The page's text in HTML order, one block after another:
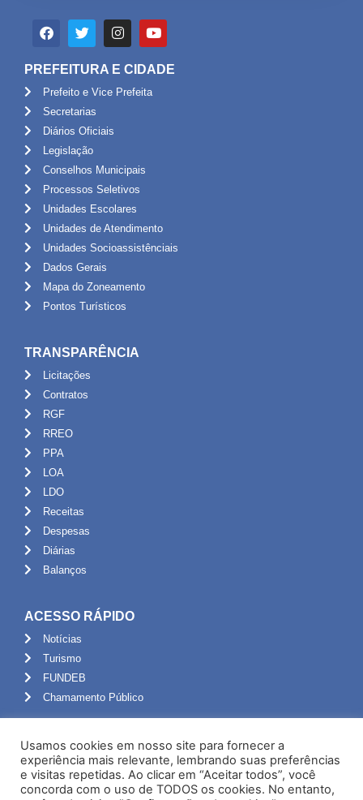
PREFEITURA E CIDADE
Prefeito e Vice Prefeita
Secretarias
Diários Oficiais
Legislação
Conselhos Municipais
Processos Seletivos
Unidades Escolares
Unidades de Atendimento
Unidades Socioassistênciais
Dados Gerais
Mapa do Zoneamento
Pontos Turísticos
TRANSPARÊNCIA
Licitações
Contratos
RGF
RREO
PPA
LOA
LDO
Receitas
Despesas
Diárias
Balanços
ACESSO RÁPIDO
Notícias
Turismo
FUNDEB
Chamamento Público
Portal do Servidor
Webmail
Administração
Usamos cookies em nosso site para fornecer a
experiência mais relevante, lembrando suas preferências
e visitas repetidas. Ao clicar em “Aceitar todos”, você
concorda com o uso de TODOS os cookies. No entanto,